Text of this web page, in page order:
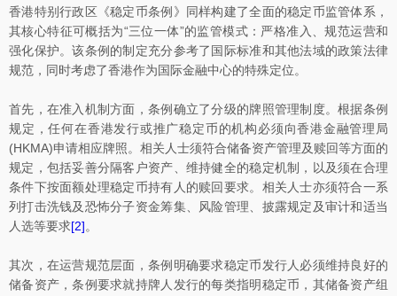
香港特别行政区《稳定币条例》同样构建了全面的稳定币监管体系，
其核心特征可概括为“三位一体”的监管模式：严格准入、规范运营和
强化保护。该条例的制定充分参考了国际标准和其他法域的政策法律
规范，同时考虑了香港作为国际金融中心的特殊定位。
首先，在准入机制方面，条例确立了分级的牌照管理制度。根据条例
规定，任何在香港发行或推广稳定币的机构必须向香港金融管理局
(HKMA)申请相应牌照。相关人士须符合储备资产管理及赎回等方面的
规定，包括妥善分隔客户资产、维持健全的稳定机制，以及须在合理
条件下按面额处理稳定币持有人的赎回要求。相关人士亦须符合一系
列打击洗钱及恐怖分子资金筹集、风险管理、披露规定及审计和适当
人选等要求[2]。
其次，在运营规范层面，条例明确要求稳定币发行人必须维持良好的
储备资产，条例要求就持牌人发行的每类指明稳定币，其储备资产组